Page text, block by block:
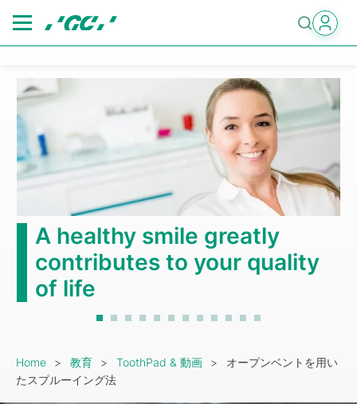
main
A healthy smile greatly
contributes to your quality
of life
Breadcrumb
Home 教育 ToothPad & 動画
オープンベントを用い
たスプルーイング法